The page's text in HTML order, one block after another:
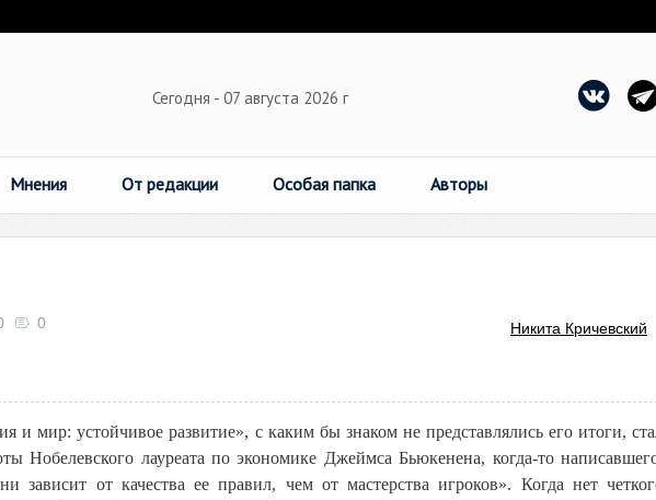
Сегодня - 07 августа 2026 г
Мнения От редакции Особая папка Авторы
0 Никита Кричевский
и мир: устойчивое развитие», с каким бы знаком не представлялись его итоги,
Нобелевского лауреата по экономике Джеймса Бьюкенена, когда-то
зависит от качества ее правил, чем от мастерства игроков». Когда нет